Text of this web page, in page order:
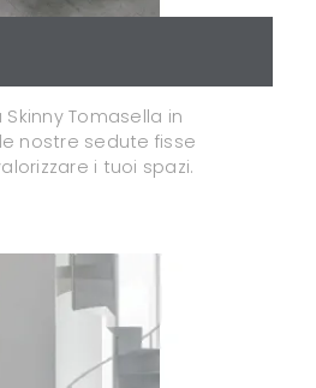
Tomasella in
nostre sedute fisse
i tuoi spazi.